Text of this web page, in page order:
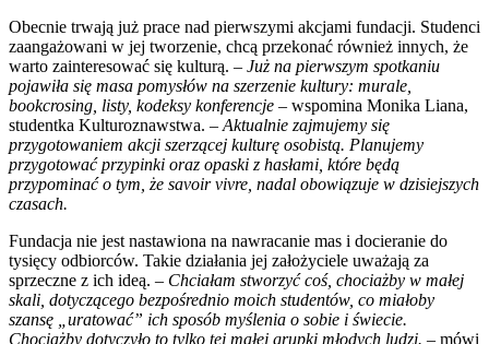
Obecnie trwają już prace nad pierwszymi akcjami fundacji. Studenci
zaangażowani w jej tworzenie, chcą przekonać również innych, że
warto zainteresować się kulturą. – Już na pierwszym spotkaniu
pojawiła się masa pomysłów na szerzenie kultury: murale,
bookcrosing, listy, kodeksy konferencje – wspomina Monika Liana,
studentka Kulturoznawstwa. – Aktualnie zajmujemy się
przygotowaniem akcji szerzącej kulturę osobistą. Planujemy
przygotować przypinki oraz opaski z hasłami, które będą
przypominać o tym, że savoir vivre, nadal obowiązuje w dzisiejszych
czasach.
Fundacja nie jest nastawiona na nawracanie mas i docieranie do
tysięcy odbiorców. Takie działania jej założyciele uważają za
sprzeczne z ich ideą. – Chciałam stworzyć coś, chociażby w małej
skali, dotyczącego bezpośrednio moich studentów, co miałoby
szansę „uratować” ich sposób myślenia o sobie i świecie.
Chociażby dotyczyło to tylko tej małej grupki młodych ludzi. – mówi